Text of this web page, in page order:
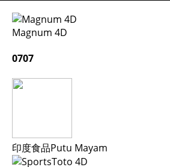
Magnum 4D
0707
印度食品Putu Mayam